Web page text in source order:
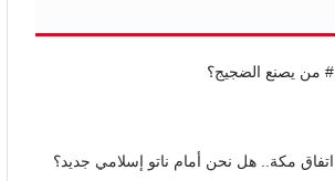
# من يصنع الضجيج؟
اتفاق مكة.. هل نحن أمام ناتو إسلامي جديد؟